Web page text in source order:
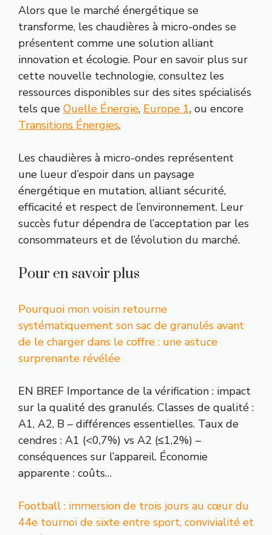
Alors que le marché énergétique se
transforme, les chaudières à micro-ondes se
présentent comme une solution alliant
innovation et écologie. Pour en savoir plus sur
cette nouvelle technologie, consultez les
ressources disponibles sur des sites spécialisés
tels que Quelle Énergie, Europe 1, ou encore
Transitions Énergies.
Les chaudières à micro-ondes représentent
une lueur d’espoir dans un paysage
énergétique en mutation, alliant sécurité,
efficacité et respect de l’environnement. Leur
succès futur dépendra de l’acceptation par les
consommateurs et de l’évolution du marché.
Pour en savoir plus
Pourquoi mon voisin retourne
systématiquement son sac de granulés avant
de le charger dans le coffre : une astuce
surprenante révélée
EN BREF Importance de la vérification : impact
sur la qualité des granulés. Classes de qualité :
A1, A2, B – différences essentielles. Taux de
cendres : A1 (<0,7%) vs A2 (≤1,2%) –
conséquences sur l’appareil. Économie
apparente : coûts…
Football : immersion de trois jours au cœur du
44e tournoi de sixte entre sport, convivialité et